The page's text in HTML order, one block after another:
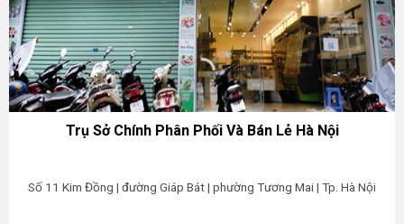
Trụ Sở Chính Phân Phối Và Bán Lẻ Hà Nội
Số 11 Kim Đồng | đường Giáp Bát | phường Tương Mai | Tp. Hà Nội